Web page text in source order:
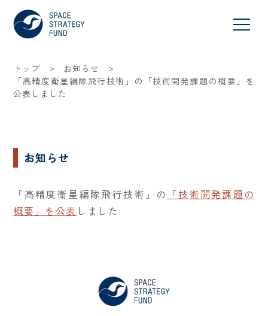
トップ > お知らせ
>
「高精度衛星編隊飛行技術」の「技術開発課題の概要」を
公表しました
お知らせ
「高精度衛星編隊飛行技術」の 「技術開発課題の
概要」を公表 しました